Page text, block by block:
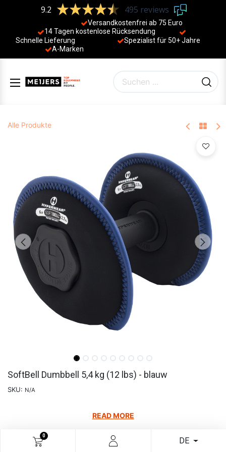
0
DE
9.2 495 reviews
Versandkostenfrei ab 75 Euro
14 Tagen kostenlose Rücksendung
Schnelle Lieferung
Spezialist für 50+ Jahre
A-Marken
Alle Produkte
SoftBell Dumbbell 5,4 kg (12 lbs) - blauw
SKU: N/A
READ MORE